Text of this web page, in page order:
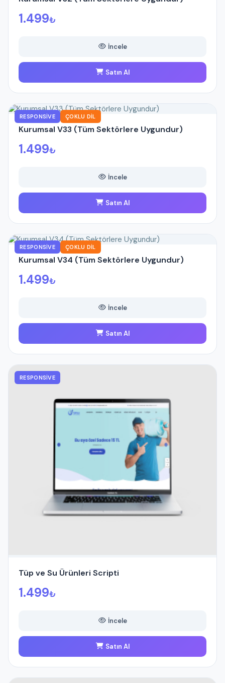
1.499₺
İncele
Satın Al
RESPONSIVE ÇOKLU DIL
Kurumsal V33 (Tüm Sektörlere Uygundur)
1.499₺
İncele
Satın Al
RESPONSIVE ÇOKLU DIL
Kurumsal V34 (Tüm Sektörlere Uygundur)
1.499₺
İncele
Satın Al
RESPONSIVE
Tüp ve Su Ürünleri Scripti
1.499₺
İncele
Satın Al